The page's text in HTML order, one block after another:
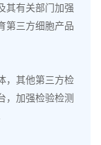
有关部门加强
第三方细胞产品
其他第三方检
，加强检验检测